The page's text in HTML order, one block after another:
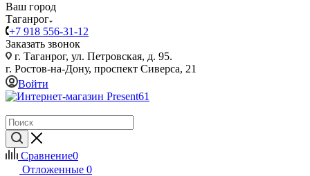
Ваш город
Таганрог
+7 918 556-31-12
Заказать звонок
г. Таганрог, ул. Петровская, д. 95.
г. Ростов-на-Дону, проспект Сиверса, 21
Войти
Сравнение0
Отложенные 0